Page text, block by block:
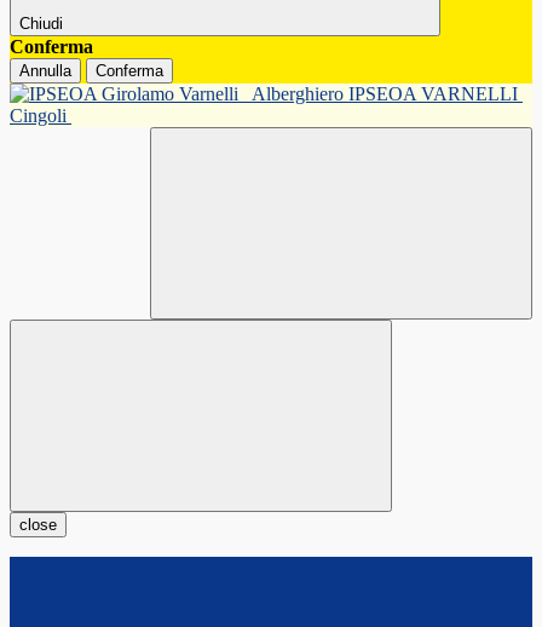
Chiudi
Conferma
Annulla Conferma
Alberghiero IPSEOA VARNELLI
Cingoli
close